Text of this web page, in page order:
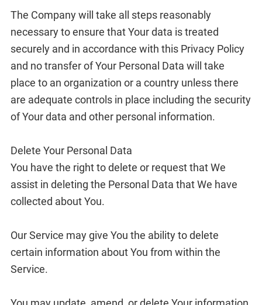
The Company will take all steps reasonably
necessary to ensure that Your data is treated
securely and in accordance with this Privacy Policy
and no transfer of Your Personal Data will take
place to an organization or a country unless there
are adequate controls in place including the security
of Your data and other personal information.
Delete Your Personal Data
You have the right to delete or request that We
assist in deleting the Personal Data that We have
collected about You.
Our Service may give You the ability to delete
certain information about You from within the
Service.